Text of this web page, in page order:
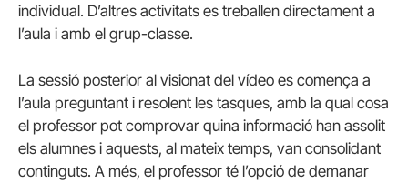
individual. D’altres activitats es treballen directament a
l’aula i amb el grup-classe.
La sessió posterior al visionat del vídeo es comença a
l’aula preguntant i resolent les tasques, amb la qual cosa
el professor pot comprovar quina informació han assolit
els alumnes i aquests, al mateix temps, van consolidant
continguts. A més, el professor té l’opció de demanar